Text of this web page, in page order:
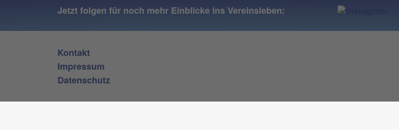
Jetzt folgen für noch mehr Einblicke ins Vereinsleben:
Kontakt
Impressum
Datenschutz